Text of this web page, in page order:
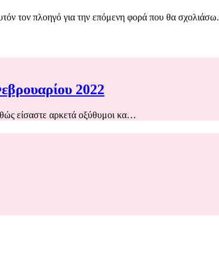
τον πλοηγό για την επόμενη φορά που θα σχολιάσω.
2022
είσαστε αρκετά οξύθυμοι κα…